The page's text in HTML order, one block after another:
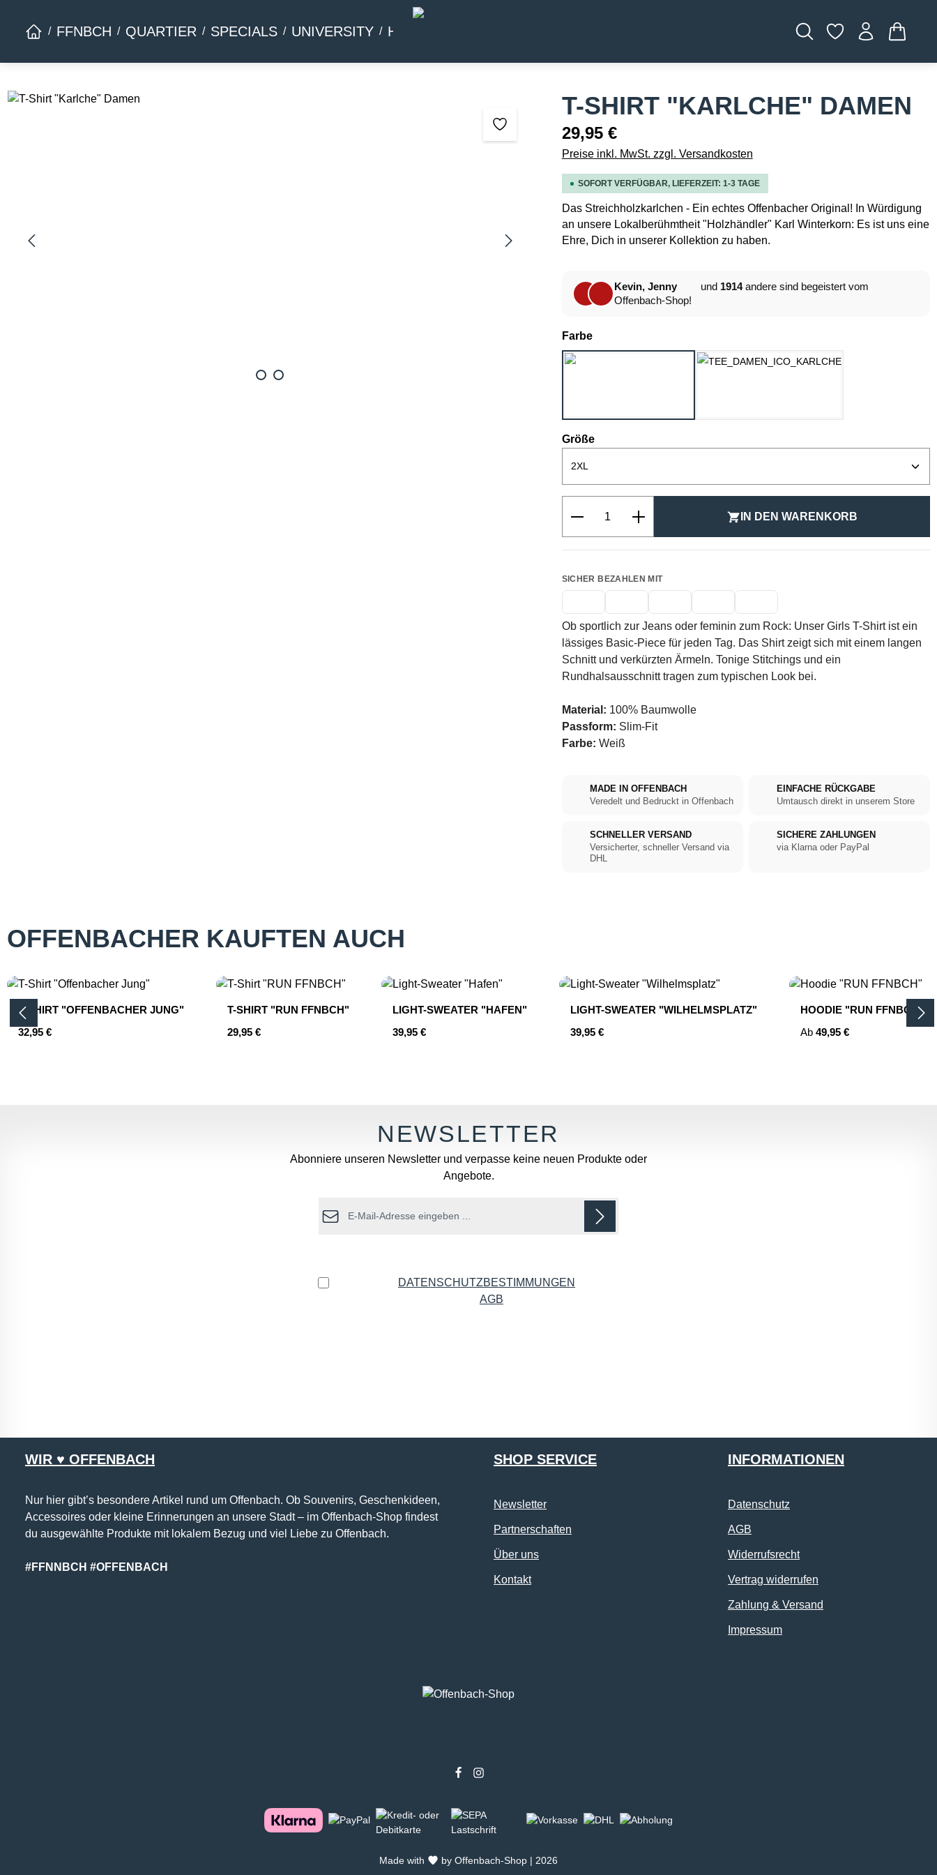
FFNBCH QUARTIER SPECIALS UNIVERSITY HOMMAGE
Bildergalerie überspringen T-SHIRT "KARLCHE" DAMEN
29,95 €
Preise inkl. MwSt. zzgl. Versandkosten
SOFORT VERFÜGBAR, LIEFERZEIT: 1-3 TAGE
Das Streichholzkarlchen - Ein echtes Offenbacher Original! In Würdigung
an unsere Lokalberühmtheit "Holzhändler" Karl Winterkorn: Es ist uns eine
Ehre, Dich in unserer Kollektion zu haben.
Kevin, Jenny und 1914andere sind begeistert vom
Offenbach-Shop!
Farbeauswählen
Größeauswählen
Produkt Anzahl: Gib den gewünschten Wert ein
IN DEN WARENKORB
SICHER BEZAHLEN MIT
Ob sportlich zur Jeans oder feminin zum Rock: Unser Girls T-Shirt ist ein
lässiges Basic-Piece für jeden Tag. Das Shirt zeigt sich mit einem langen
Schnitt und verkürzten Ärmeln. Tonige Stitchings und ein
Rundhalsausschnitt tragen zum typischen Look bei.
Material: 100% Baumwolle
Passform: Slim-Fit
Farbe: Weiß
MADE IN OFFENBACH
Veredelt und Bedruckt in Offenbach
EINFACHE RÜCKGABE
Umtausch direkt in unserem Store
SCHNELLER VERSAND
Versicherter, schneller Versand via
DHL
SICHERE ZAHLUNGEN
via Klarna oder PayPal
OFFENBACHER KAUFTEN AUCH
Produktgalerie überspringen
T-SHIRT "OFFENBACHER JUNG"
Regulärer Preis:
32,95 €
T-SHIRT "RUN FFNBCH"
Regulärer Preis:
29,95 €
LIGHT-SWEATER "HAFEN"
Regulärer Preis:
39,95 €
LIGHT-SWEATER "WILHELMSPLATZ"
Regulärer Preis:
39,95 €
HOODIE "RUN FFNBCH"
Regulärer Preis:
Ab 49,95 €
Abonniere unseren Newsletter und verpasse keine neuen Produkte oder
Angebote.
DATENSCHUTZBESTIMMUNGEN
AGB
WIR ♥ OFFENBACH
Nur hier gibt’s besondere Artikel rund um Offenbach. Ob Souvenirs, Geschenkideen,
Accessoires oder kleine Erinnerungen an unsere Stadt – im Offenbach-Shop findest
du ausgewählte Produkte mit lokalem Bezug und viel Liebe zu Offenbach.
#FFNNBCH #OFFENBACH
SHOP SERVICE
Newsletter
Partnerschaften
Über uns
Kontakt
INFORMATIONEN
Datenschutz
AGB
Widerrufsrecht
Vertrag widerrufen
Zahlung & Versand
Impressum
Made with by Offenbach-Shop | 2026